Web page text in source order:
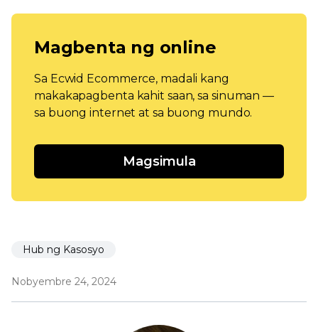
Magbenta ng online
Sa Ecwid Ecommerce, madali kang
makakapagbenta kahit saan, sa sinuman —
sa buong internet at sa buong mundo.
Magsimula
Hub ng Kasosyo
Nobyembre 24, 2024